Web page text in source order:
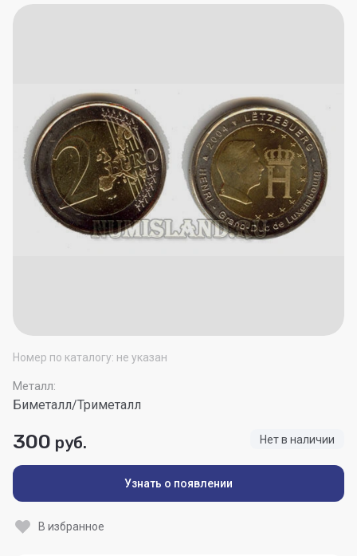
Номер по каталогу: не указан
Металл:
Биметалл/Триметалл
Нет в наличии
300 руб.
Узнать о появлении
В избранное